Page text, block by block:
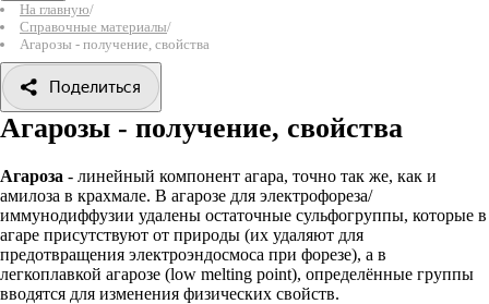
На главную/
Справочные материалы/
Агарозы - получение, свойства
Поделиться
Агарозы - получение, свойства
Агароза - линейный компонент агара, точно так же, как и
амилоза в крахмале. В агарозе для электрофореза/
иммунодиффузии удалены остаточные сульфогруппы, которые в
агаре присутствуют от природы (их удаляют для
предотвращения электроэндосмоса при форезе), а в
легкоплавкой агарозе (low melting point), определённые группы
вводятся для изменения физических свойств.